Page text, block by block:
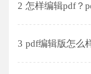
2 怎样编辑pdf？
3